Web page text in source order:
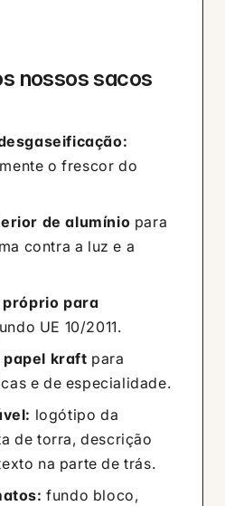
nossos sacos
o frescor do
de alumínio para
contra a luz e a
para
UE 10/2011.
papel kraft para
e de especialidade.
logótipo da
de torra, descrição
na parte de trás.
fundo bloco,